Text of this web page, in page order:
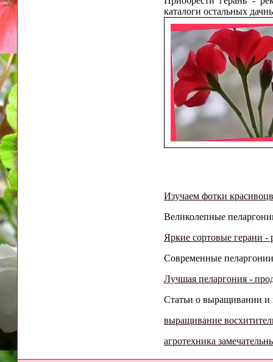
каталоги остальных
Изучаем фотки
Великолепные
Яркие сортовые герани -
Современные
Лучшая пеларгония -
Статьи о выращивании и
выращивание
агротехника